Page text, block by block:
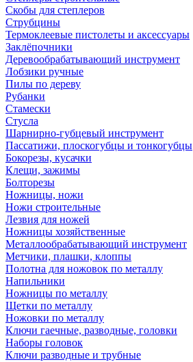
Скобы для степлеров
Струбцины
Термоклеевые пистолеты и аксессуары
Заклёпочники
Деревообрабатывающий инструмент
Лобзики ручные
Пилы по дереву
Рубанки
Стамески
Стусла
Шарнирно-губцевый инструмент
Пассатижи, плоскогубцы и тонкогубцы
Бокорезы, кусачки
Клещи, зажимы
Болторезы
Ножницы, ножи
Ножи строительные
Лезвия для ножей
Ножницы хозяйственные
Металлообрабатывающий инструмент
Метчики, плашки, клоппы
Полотна для ножовок по металлу
Напильники
Ножницы по металлу
Щетки по металлу
Ножовки по металлу
Ключи гаечные, разводные, головки
Наборы головок
Ключи разводные и трубные